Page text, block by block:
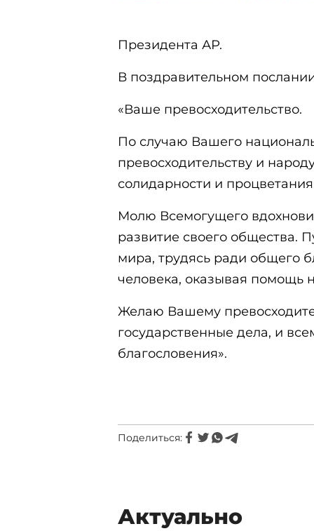
Президента АР.
В поздравительном
«Ваше превосходительство.
По случаю Вашего
превосходительству и
солидарности и
Молю Всемогущего
развитие своего общества.
мира, трудясь ради общего
человека, оказывая
Желаю Вашему
государственные дела, и
благословения».
Поделиться:
Актуально